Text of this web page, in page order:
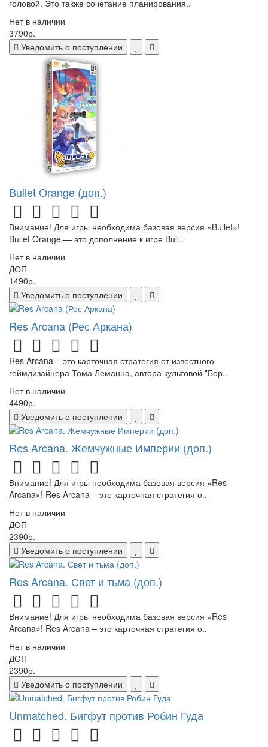
головой. Это также сочетание планирования..
Нет в наличии
3790р.
Уведомить о поступлении
Bullet Orange (доп.)
Внимание! Для игры необходима базовая версия «Bullet»!
Bullet Orange — это дополнение к игре Bull..
Нет в наличии
ДОП
1490р.
Уведомить о поступлении
Res Arcana (Рес Аркана)
Res Arcana – это карточная стратегия от известного
геймдизайнера Тома Леманна, автора культовой "Бор..
Нет в наличии
4490р.
Уведомить о поступлении
Res Arcana. Жемчужные Империи (доп.)
Внимание! Для игры необходима базовая версия «Res
Arcana»! Res Arcana – это карточная стратегия о..
Нет в наличии
ДОП
2390р.
Уведомить о поступлении
Res Arcana. Свет и тьма (доп.)
Внимание! Для игры необходима базовая версия «Res
Arcana»! Res Arcana – это карточная стратегия о..
Нет в наличии
ДОП
2390р.
Уведомить о поступлении
Unmatched. Бигфут против Робин Гуда